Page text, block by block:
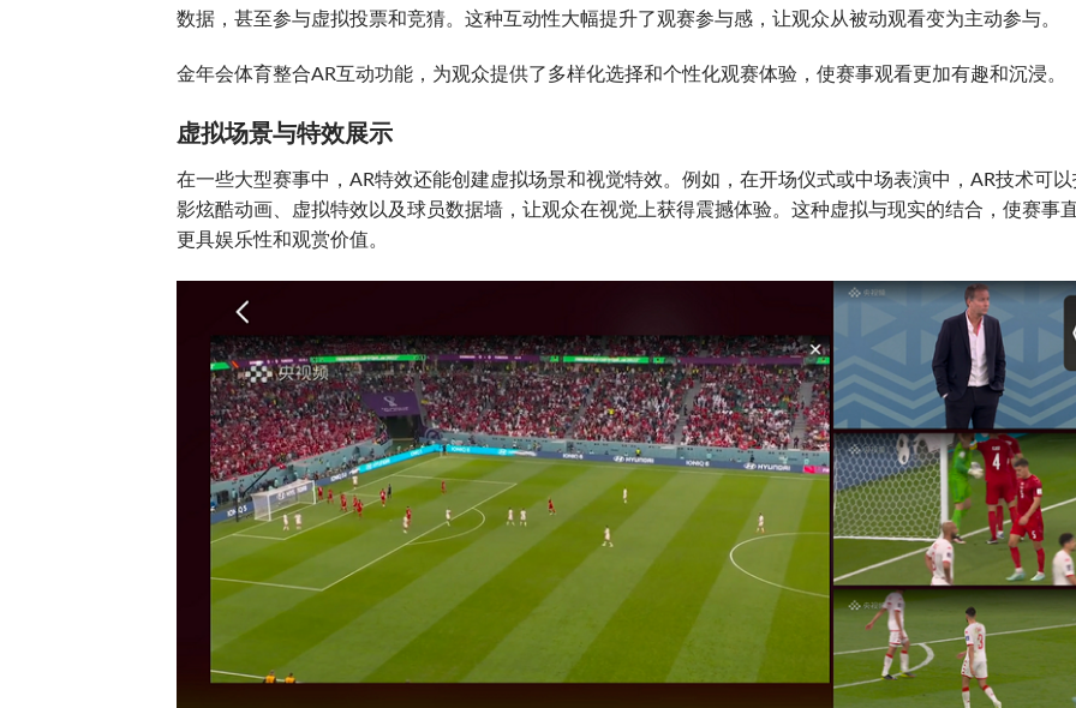
数据，甚至参与虚拟投票和竞猜。这种互动性大幅提升了观赛参与感，让观众从被动观看变为主动参与。
金年会体育整合AR互动功能，为观众提供了多样化选择和个性化观赛体验，使赛事观看更加有趣和沉浸。
虚拟场景与特效展示
在一些大型赛事中，AR特效还能创建虚拟场景和视觉特效。例如，在开场仪式或中场表演中，AR技术可以
影炫酷动画、虚拟特效以及球员数据墙，让观众在视觉上获得震撼体验。这种虚拟与现实的结合，使赛事
更具娱乐性和观赏价值。